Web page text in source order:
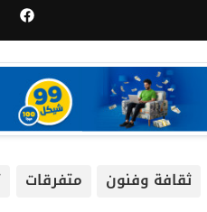
ثقافة وفنون متفرقات